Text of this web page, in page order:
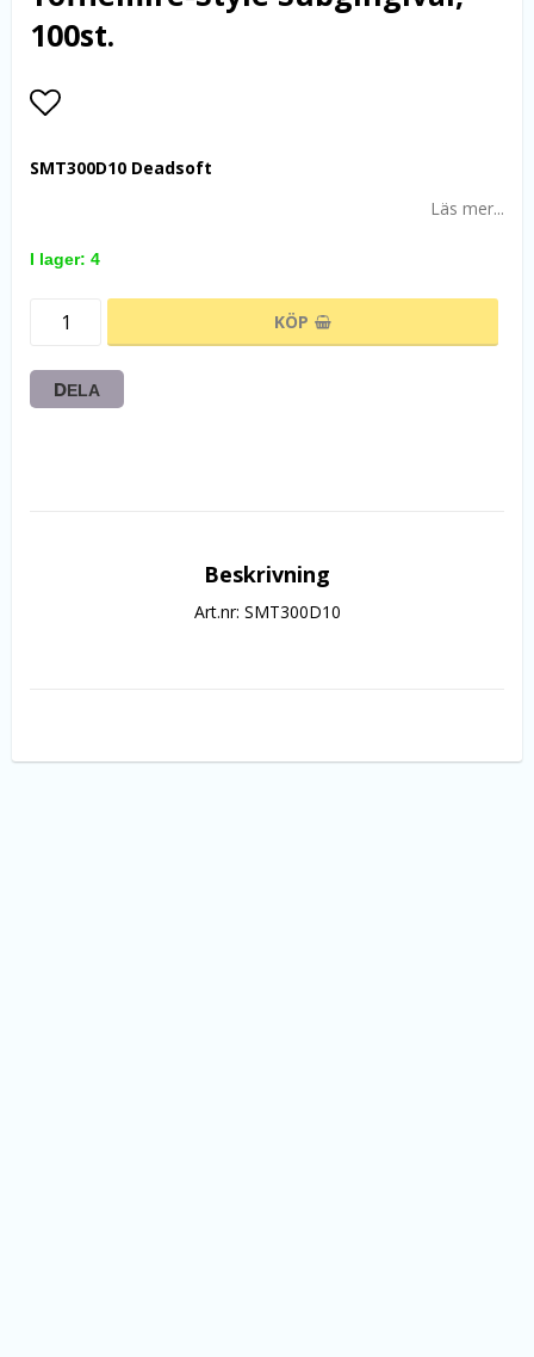
100st.
SMT300D10 Deadsoft
Läs mer...
I lager: 4
KÖP
DELA
Beskrivning
Art.nr: SMT300D10